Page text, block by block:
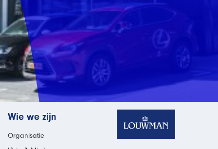
Wie we zijn
Organisatie